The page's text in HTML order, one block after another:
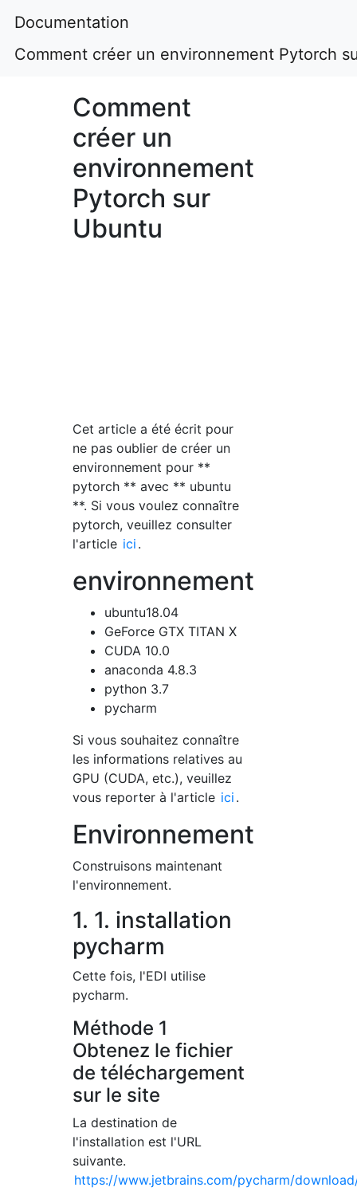
Documentation
Comment créer un environnement Pytorch
Comment
créer un
environnement
Pytorch sur
Ubuntu
Cet article a été écrit pour
ne pas oublier de créer un
environnement pour **
pytorch ** avec ** ubuntu
**. Si vous voulez connaître
pytorch, veuillez consulter
l'article ici .
environnement
ubuntu18.04
GeForce GTX TITAN X
CUDA 10.0
anaconda 4.8.3
python 3.7
pycharm
Si vous souhaitez connaître
les informations relatives au
GPU (CUDA, etc.), veuillez
vous reporter à l'article ici .
Environnement
Construisons maintenant
l'environnement.
1. 1. installation
pycharm
Cette fois, l'EDI utilise
pycharm.
Méthode 1
Obtenez le fichier
de téléchargement
sur le site
La destination de
l'installation est l'URL
suivante.
https://www.jetbrains.com/pycharm/